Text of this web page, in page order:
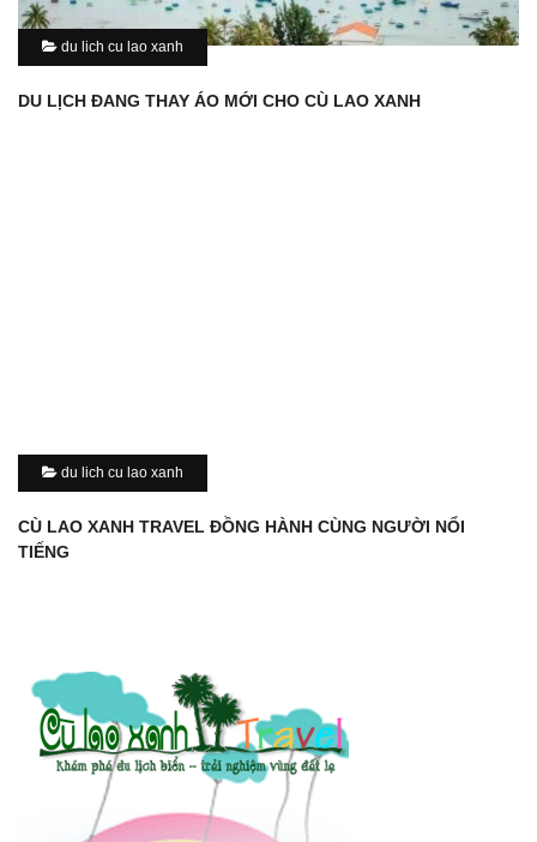
du lich cu lao xanh
DU LỊCH ĐANG THAY ÁO MỚI CHO CÙ LAO XANH
du lich cu lao xanh
CÙ LAO XANH TRAVEL ĐỒNG HÀNH CÙNG NGƯỜI NỔI
TIẾNG